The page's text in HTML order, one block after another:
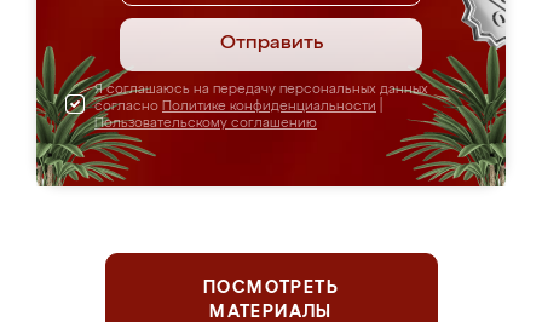
Отправить
Я соглашаюсь на передачу персональных данных
согласно Политике конфиденциальности
Пользовательскому соглашению
ПОСМОТРЕТЬ
МАТЕРИАЛЫ